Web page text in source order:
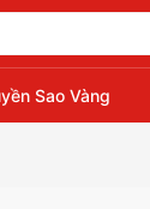
Sao Vàng